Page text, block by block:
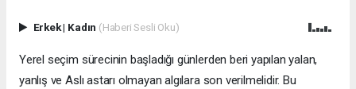
Erkek| Kadın (Haberi Sesli Oku)
Yerel seçim sürecinin başladığı günlerden beri yapılan yalan,
yanlış ve Aslı astarı olmayan algılara son verilmelidir. Bu